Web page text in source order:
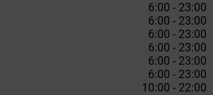
6:00 - 23:00
6:00 - 23:00
6:00 - 23:00
6:00 - 23:00
6:00 - 23:00
6:00 - 23:00
10:00 - 22:00